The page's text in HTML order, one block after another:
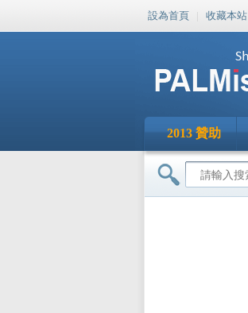
設為首頁 | 收藏本站
2013 贊助